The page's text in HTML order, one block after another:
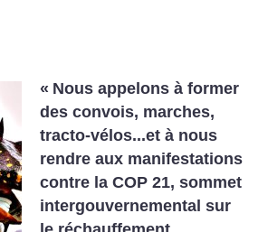
« Nous appelons à former
des convois, marches,
tracto-vélos...et à nous
rendre aux manifestations
contre la COP 21, sommet
intergouvernemental sur